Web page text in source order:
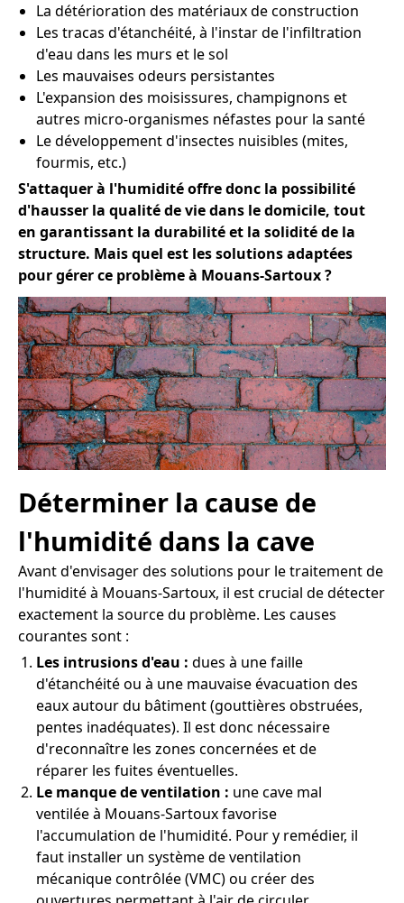
La détérioration des matériaux de construction
Les tracas d'étanchéité, à l'instar de l'infiltration
d'eau dans les murs et le sol
Les mauvaises odeurs persistantes
L'expansion des moisissures, champignons et
autres micro-organismes néfastes pour la santé
Le développement d'insectes nuisibles (mites,
fourmis, etc.)
S'attaquer à l'humidité offre donc la possibilité
d'hausser la qualité de vie dans le domicile, tout
en garantissant la durabilité et la solidité de la
structure. Mais quel est les solutions adaptées
pour gérer ce problème à Mouans-Sartoux ?
Déterminer la cause de
l'humidité dans la cave
Avant d'envisager des solutions pour le traitement de
l'humidité à Mouans-Sartoux, il est crucial de détecter
exactement la source du problème. Les causes
courantes sont :
Les intrusions d'eau : dues à une faille
d'étanchéité ou à une mauvaise évacuation des
eaux autour du bâtiment (gouttières obstruées,
pentes inadéquates). Il est donc nécessaire
d'reconnaître les zones concernées et de
réparer les fuites éventuelles.
Le manque de ventilation : une cave mal
ventilée à Mouans-Sartoux favorise
l'accumulation de l'humidité. Pour y remédier, il
faut installer un système de ventilation
mécanique contrôlée (VMC) ou créer des